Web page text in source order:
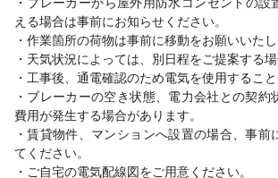
える場合は事前にお知らせください。
・作業箇所の荷物は事前に移動をお願いいたし
・天気状況によっては、別日程をご提案する場
・工事後、通電確認のため電気を使用すること
・ブレーカーの空き状態、電力会社との契約
費用が発生する場合があります。
・賃貸物件、マンションへ設置の場合、事前
てください。
・ご自宅の電気配線図をご用意ください。